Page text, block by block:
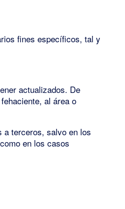
fines específicos, tal y
actualizados. De
al área o
a terceros, salvo en los
en los casos